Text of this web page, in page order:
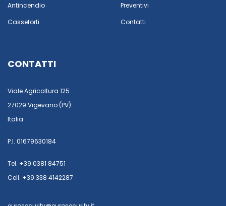
Antincendio
Casseforti
Preventivi
Contatti
CONTATTI
Viale Agricoltura 125
27029 Vigevano (PV)
Italia
P.I. 01679630184
Tel. +39 0381 84751
Cell. +39 338 4142287